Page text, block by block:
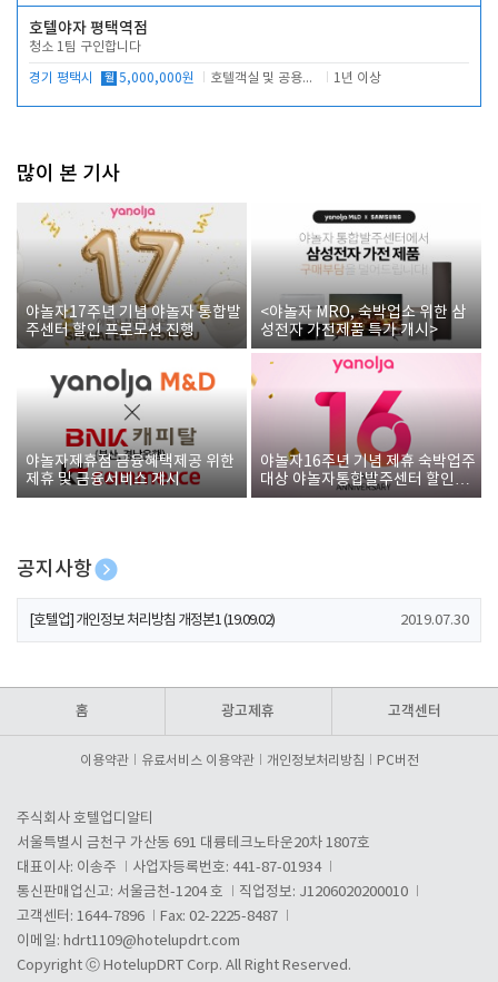
호텔야자 평택역점
청소 1팀 구인합니다
경기 평택시 월 5,000,000원 호텔객실 및 공용시설 청소 관리 1년 이상
많이 본 기사
야놀자17주년 기념 야놀자 통합발
주센터 할인 프로모션 진행
<야놀자 MRO, 숙박업소 위한 삼
성전자 가전제품 특가 개시>
야놀자제휴점 금융혜택제공 위한
제휴 및 금융서비스 게시
야놀자16주년 기념 제휴 숙박업주
대상 야놀자통합발주센터 할인쿠
폰 증정
공지사항
[호텔업] 개인정보 처리방침 개정본2 (19.09.02)
[호텔업] 개인정보 처리방침 개정본1 (19.09.02) 2019.07.30
홈 광고제휴 고객센터
이용약관 유료서비스 이용약관 개인정보처리방침 PC버전
주식회사 호텔업디알티
서울특별시 금천구 가산동 691 대륭테크노타운20차 1807호
대표이사: 이송주
사업자등록번호: 441-87-01934
통신판매업신고: 서울금천-1204 호
직업정보: J1206020200010
고객센터: 1644-7896
Fax: 02-2225-8487
이메일: hdrt1109@hotelupdrt.com
Copyright ⓒ HotelupDRT Corp. All Right Reserved.